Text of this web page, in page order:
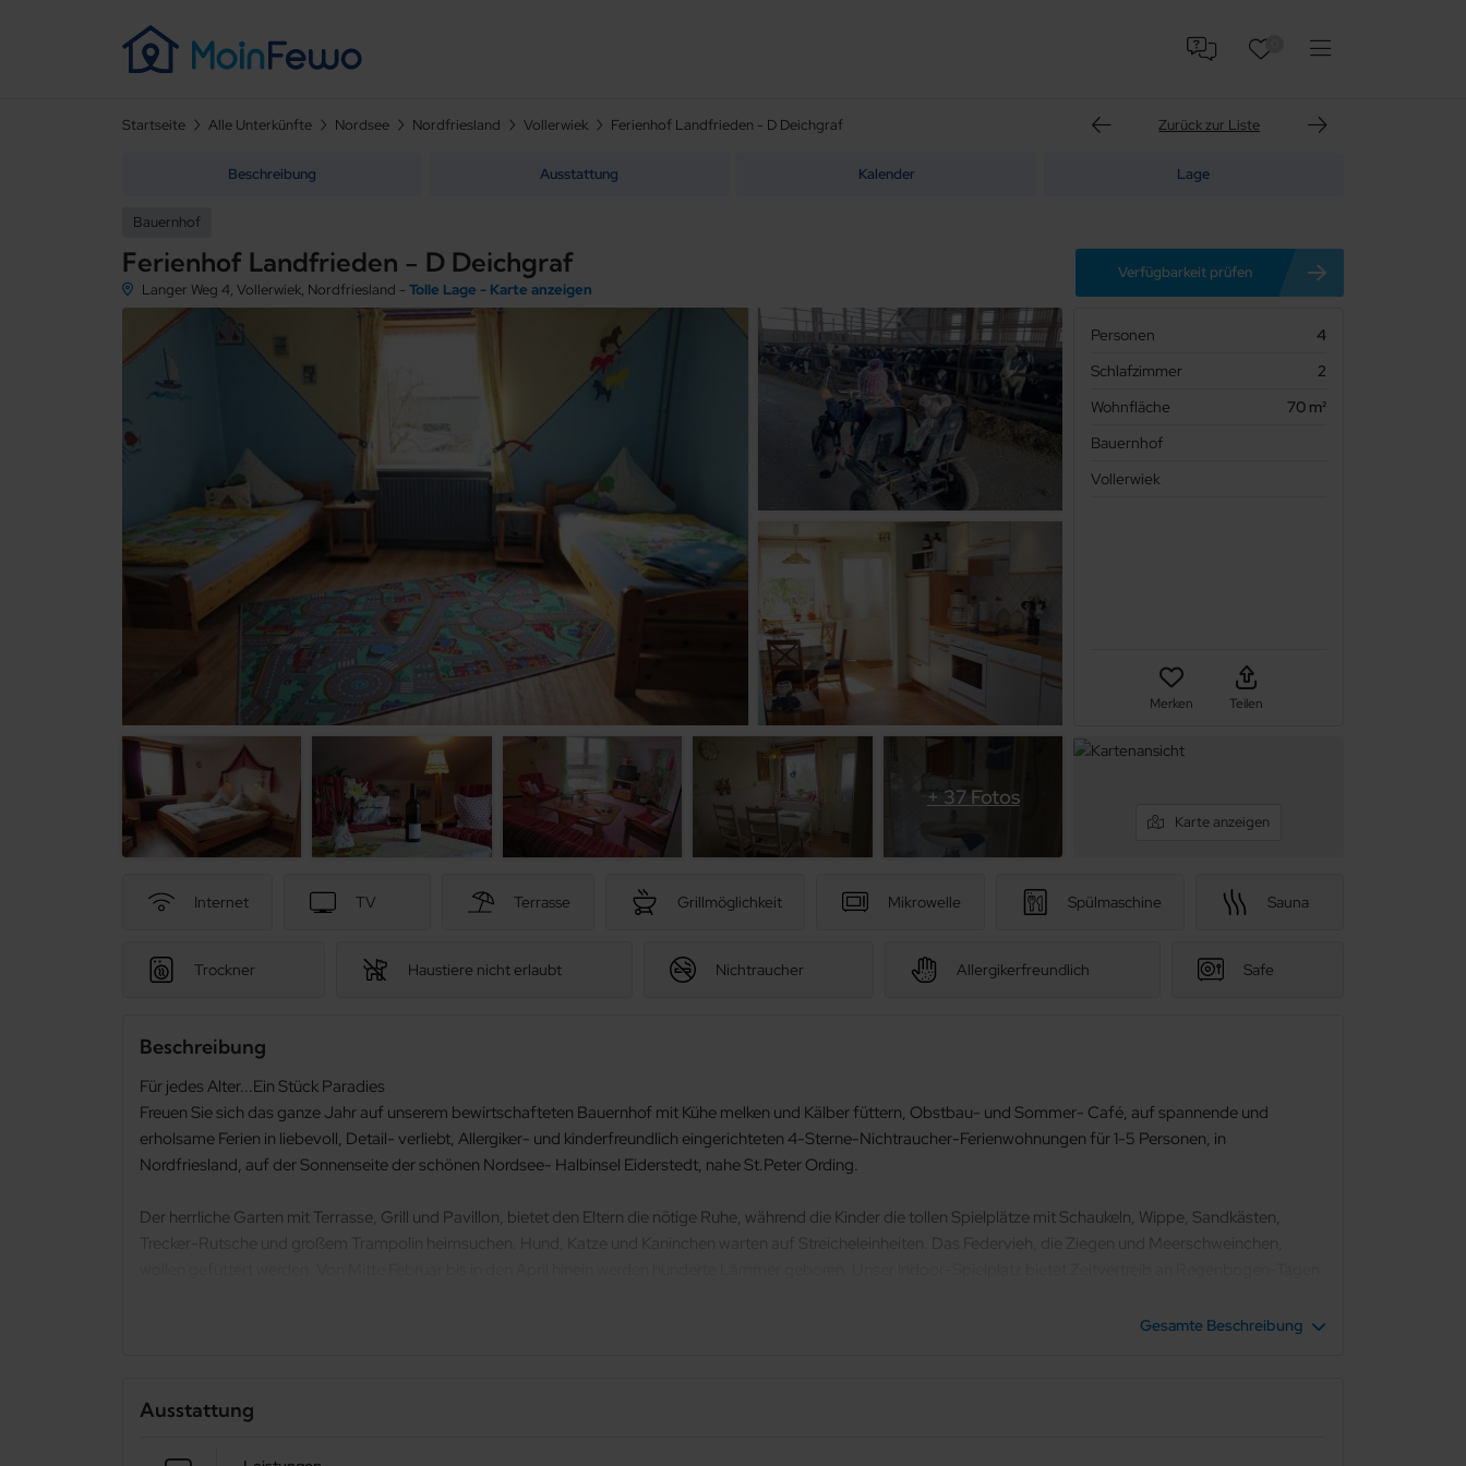
Startseite Alle Unterkünfte Nordsee Nordfriesland Vollerwiek Ferienhof Landfrieden - D Deichgraf Zurück zur Liste
Beschreibung Ausstattung Kalender Lage
Bauernhof
Ferienhof Landfrieden - D Deichgraf
Langer Weg 4, Vollerwiek, Nordfriesland - Tolle Lage - Karte anzeigen
Verfügbarkeit prüfen
+ 37 Fotos
Personen
4
Schlafzimmer
2
Wohnfläche
70 m²
Bauernhof
Vollerwiek
Merken Teilen
Karte anzeigen
Internet TV Terrasse Grillmöglichkeit Mikrowelle Spülmaschine Sauna
Trockner Haustiere nicht erlaubt Nichtraucher Allergikerfreundlich Safe
Beschreibung
Für jedes Alter...Ein Stück Paradies
Freuen Sie sich das ganze Jahr auf unserem bewirtschafteten Bauernhof mit Kühe melken und Kälber füttern, Obstbau- und Sommer- Café, auf spannende und
erholsame Ferien in liebevoll, Detail- verliebt, Allergiker- und kinderfreundlich eingerichteten 4-Sterne-Nichtraucher-Ferienwohnungen für 1-5 Personen, in
Nordfriesland, auf der Sonnenseite der schönen Nordsee- Halbinsel Eiderstedt, nahe St.Peter Ording.
Der herrliche Garten mit Terrasse, Grill und Pavillon, bietet den Eltern die nötige Ruhe, während die Kinder die tollen Spielplätze mit Schaukeln, Wippe, Sandkästen,
Trecker-Rutsche und großem Trampolin heimsuchen. Hund, Katze und Kaninchen warten auf Streicheleinheiten. Das Federvieh, die Ziegen und Meerschweinchen,
Basteleien zu erwerben.
Die fesselnden Weite des Weltnaturerbe Wattenmeer, das nur 400m entfernt ist, erkunden Sie am Seedeich per Drahtesel oder Wanderschuh oder barfuß bei einer
Gesamte Beschreibung
Ausstattung